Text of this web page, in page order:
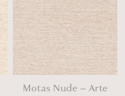
Motas Nude – Arte